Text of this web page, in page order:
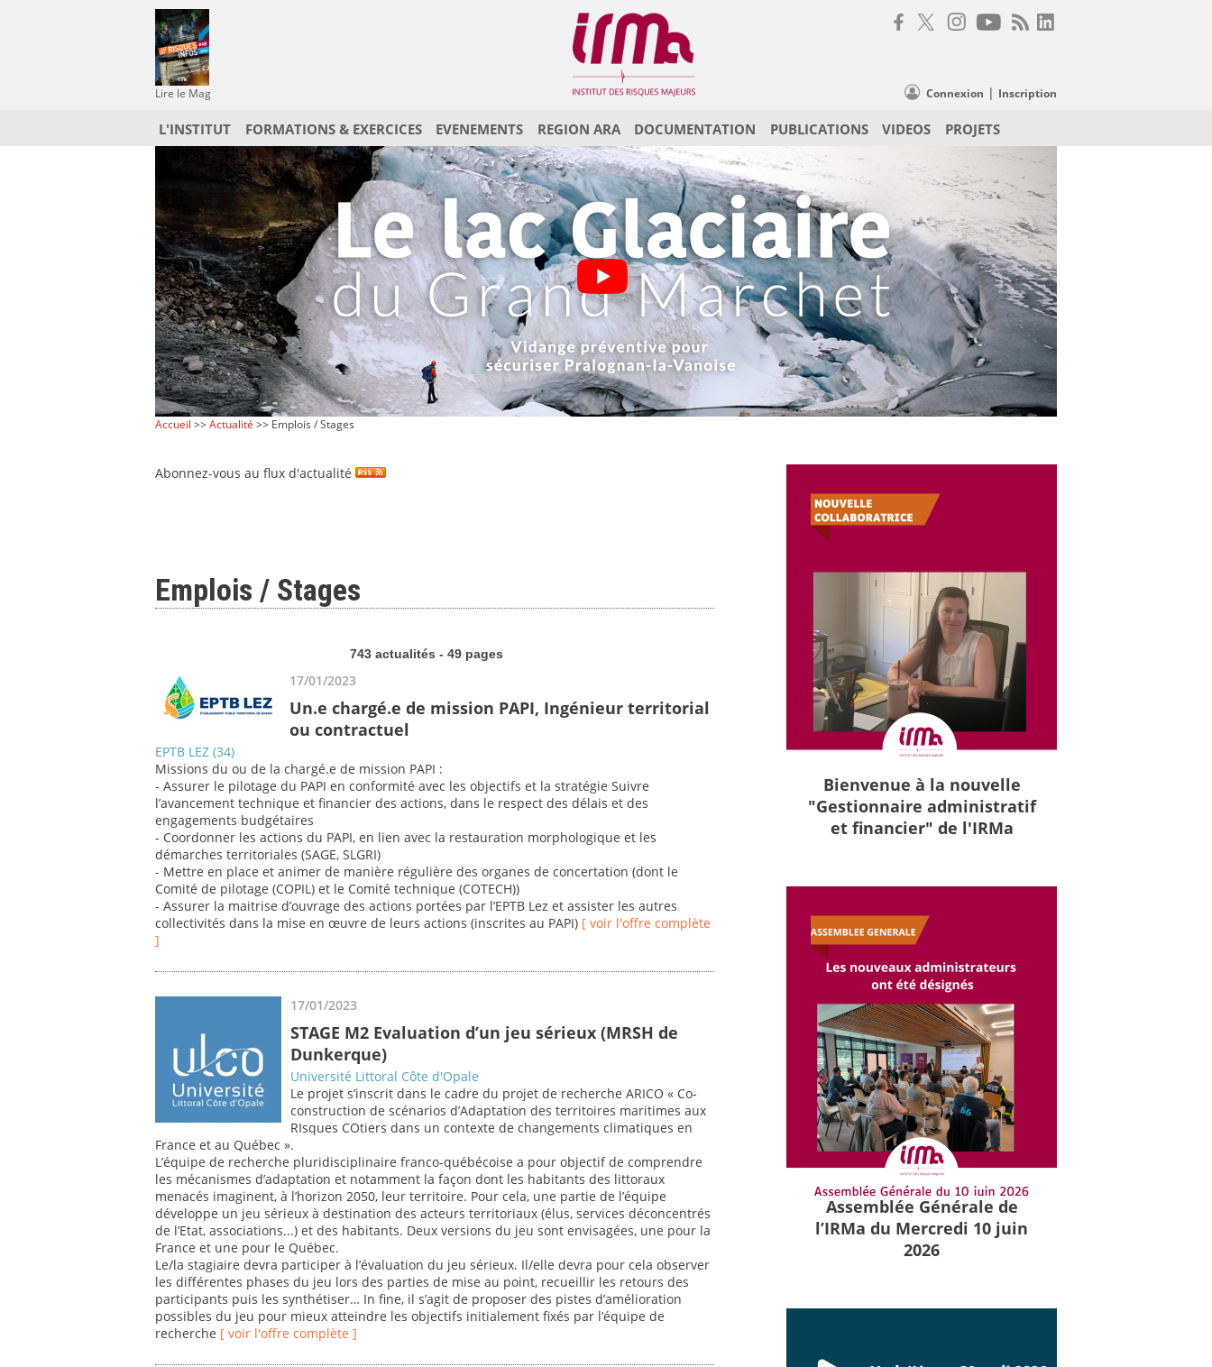
Lire le Mag Connexion | Inscription
L'INSTITUT FORMATIONS & EXERCICES EVENEMENTS REGION ARA DOCUMENTATION PUBLICATIONS VIDEOS PROJETS
Accueil >>Actualité >> Emplois / Stages
Abonnez-vous au flux d'actualité
Emplois / Stages
743 actualités - 49 pages
17/01/2023
Un.e chargé.e de mission PAPI, Ingénieur territorial
ou contractuel
EPTB LEZ (34)
Missions du ou de la chargé.e de mission PAPI :
- Assurer le pilotage du PAPI en conformité avec les objectifs et la stratégie Suivre
l’avancement technique et financier des actions, dans le respect des délais et des
engagements budgétaires
- Coordonner les actions du PAPI, en lien avec la restauration morphologique et les
démarches territoriales (SAGE, SLGRI)
- Mettre en place et animer de manière régulière des organes de concertation (dont le
Comité de pilotage (COPIL) et le Comité technique (COTECH))
- Assurer la maitrise d’ouvrage des actions portées par l’EPTB Lez et assister les autres
collectivités dans la mise en œuvre de leurs actions (inscrites au PAPI) [ voir l'offre complète
]
17/01/2023
STAGE M2 Evaluation d’un jeu sérieux (MRSH de
Dunkerque)
Université Littoral Côte d'Opale
Le projet s’inscrit dans le cadre du projet de recherche ARICO « Co-
construction de scénarios d’Adaptation des territoires maritimes aux
RIsques COtiers dans un contexte de changements climatiques en
France et au Québec ».
L’équipe de recherche pluridisciplinaire franco-québécoise a pour objectif de comprendre
les mécanismes d’adaptation et notamment la façon dont les habitants des littoraux
menacés imaginent, à l’horizon 2050, leur territoire. Pour cela, une partie de l’équipe
développe un jeu sérieux à destination des acteurs territoriaux (élus, services déconcentrés
de l’Etat, associations...) et des habitants. Deux versions du jeu sont envisagées, une pour la
France et une pour le Québec.
Le/la stagiaire devra participer à l’évaluation du jeu sérieux. Il/elle devra pour cela observer
les différentes phases du jeu lors des parties de mise au point, recueillir les retours des
participants puis les synthétiser… In fine, il s’agit de proposer des pistes d’amélioration
possibles du jeu pour mieux atteindre les objectifs initialement fixés par l’équipe de
recherche [ voir l'offre complète ]
Bienvenue à la nouvelle
"Gestionnaire administratif
et financier" de l'IRMa
Assemblée Générale de
l’IRMa du Mercredi 10 juin
2026